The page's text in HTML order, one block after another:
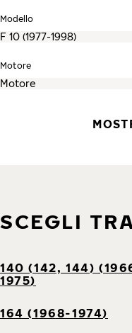
Modello
Motore
SCEGLI
140 (142, 144)
1975)
164 (1968-1974)